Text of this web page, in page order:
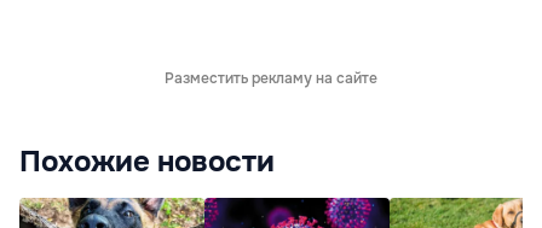
Разместить рекламу на сайте
Похожие новости